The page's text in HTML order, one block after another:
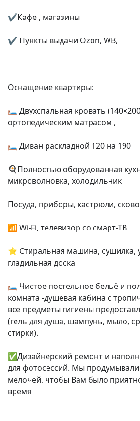
✔Кафе , магазины
✔ Пункты выдачи Ozon, WB,
Оснащение квартиры:
🛏 Двухспальная кровать
ортопедическим матрасом ,
🛏 Диван раскладной 120 на 190
🍳Полностью оборудованная
микроволновка, холодильник
Посуда, приборы, кастрюли,
📶 Wi-Fi, телевизор со смарт-ТВ
⭐ Стиральная машина, сушилка,
гладильная доска
🛏 Чистое постельное бельё и
комната -душевая кабина с
все предметы гигиены
(гель для душа, шампунь, мыло,
стирки).
✅Дизайнерский ремонт и
для фотосессий. Мы
мелочей, чтобы Вам было
время